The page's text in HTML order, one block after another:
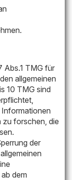
Abs.1 TMG für
allgemeinen
10 TMG sind
zu forschen, die
der
dem